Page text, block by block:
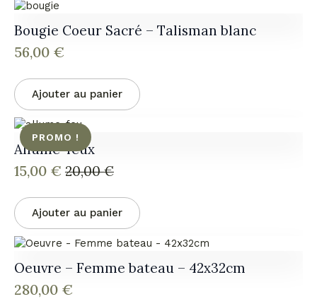
Bougie Coeur Sacré – Talisman blanc
56,00 €
Ajouter au panier
PROMO !
Allume-feux
20,00€
Le
prix
initial
était :
20,00 €.
15,00 €
Le
prix
actuel
est :
15,00 €.
Ajouter au panier
Oeuvre – Femme bateau – 42x32cm
280,00 €